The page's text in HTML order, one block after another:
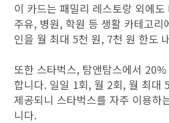
이 카드는 패밀리 레스토랑 외에
주유, 병원, 학원 등 생활 카테고리
인을 월 최대 5천 원, 7천 원 한도
또한 스타벅스, 탐앤탐스에서
합니다. 일일 1회, 월 2회, 월 최대
제공되니 스타벅스를 자주 이용하
니다.